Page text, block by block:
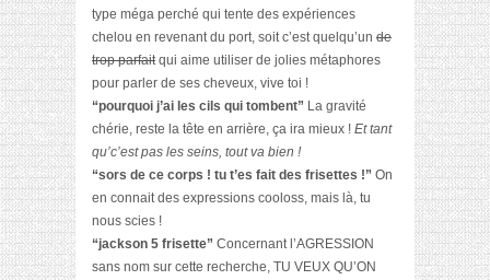
type méga perché qui tente des expériences
chelou en revenant du port, soit c’est quelqu’un de
trop parfait qui aime utiliser de jolies métaphores
pour parler de ses cheveux, vive toi !
“pourquoi j’ai les cils qui tombent” La gravité
chérie, reste la tête en arrière, ça ira mieux ! Et tant
qu’c’est pas les seins, tout va bien !
“sors de ce corps ! tu t’es fait des frisettes !” On
en connait des expressions cooloss, mais là, tu
nous scies !
“jackson 5 frisette” Concernant l’AGRESSION
sans nom sur cette recherche, TU VEUX QU’ON